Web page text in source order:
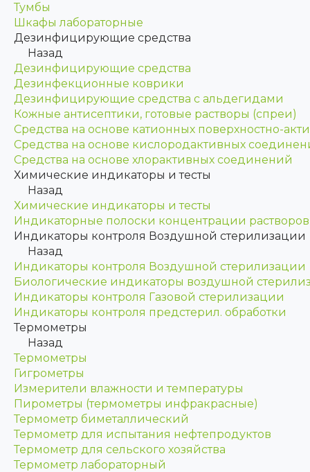
Тумбы
Шкафы лабораторные
Дезинфицирующие средства
Назад
Дезинфицирующие средства
Дезинфекционные коврики
Дезинфицирующие средства с альдегидами
Кожные антисептики, готовые растворы (спреи)
Средства на основе катионных поверхностно-
Средства на основе кислородактивных
Средства на основе хлорактивных соединений
Химические индикаторы и тесты
Назад
Химические индикаторы и тесты
Индикаторные полоски концентрации растворов
Индикаторы контроля Воздушной стерилизации
Назад
Индикаторы контроля Воздушной стерилизации
Биологические индикаторы воздушной
Индикаторы контроля Газовой стерилизации
Индикаторы контроля предстерил. обработки
Термометры
Назад
Термометры
Гигрометры
Измерители влажности и температуры
Пирометры (термометры инфракрасные)
Термометр биметаллический
Термометр для испытания нефтепродуктов
Термометр для сельского хозяйства
Термометр лабораторный